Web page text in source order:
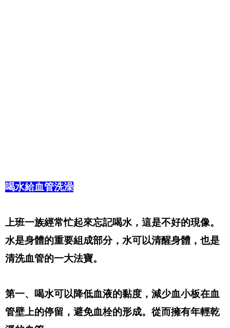
喝水給血管洗澡
上班一族經常忙起來忘記喝水，這是不好的現像。
水是身體的重要組成部分，水可以清醒身體，也是
清洗血管的一大法寶。
第一、喝水可以降低血液的黏度，減少血小板在血
管壁上的停留，避免血栓的形成。從而擁有年輕乾